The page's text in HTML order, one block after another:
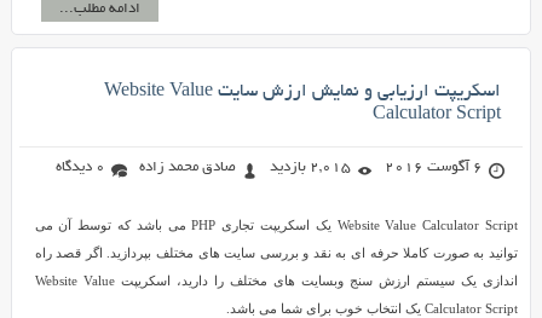
ادامه مطلب...
اسکریپت ارزیابی و نمایش ارزش سایت Website Value
Calculator Script
6 آگوست 2016 2,015 بازدید صادق محمد زاده 0 دیدگاه
Website Value Calculator Script یک اسکریپت تجاری PHP می باشد که توسط آن می
توانید به صورت کاملا حرفه ای به نقد و بررسی سایت های مختلف بپردازید. اگر قصد راه
اندازی یک سیستم ارزش سنج وبسایت های مختلف را دارید، اسکریپت Website Value
Calculator Script یک انتخاب خوب برای شما می باشد.